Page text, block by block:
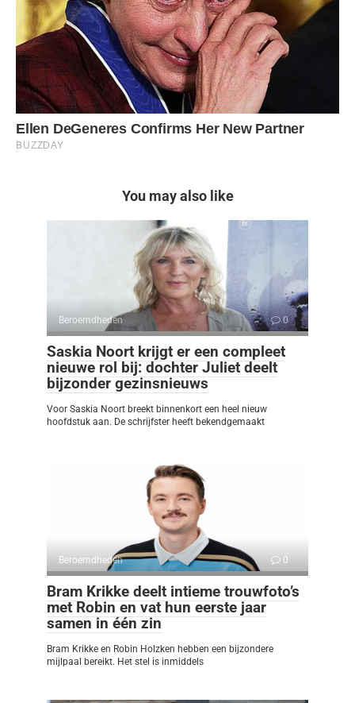
You may also like
Beroemdheden 0
Saskia Noort krijgt er een compleet
nieuwe rol bij: dochter Juliet deelt
bijzonder gezinsnieuws
Voor Saskia Noort breekt binnenkort een heel nieuw
hoofdstuk aan. De schrijfster heeft bekendgemaakt
Beroemdheden 0
Bram Krikke deelt intieme trouwfoto’s
met Robin en vat hun eerste jaar
samen in één zin
Bram Krikke en Robin Holzken hebben een bijzondere
mijlpaal bereikt. Het stel is inmiddels